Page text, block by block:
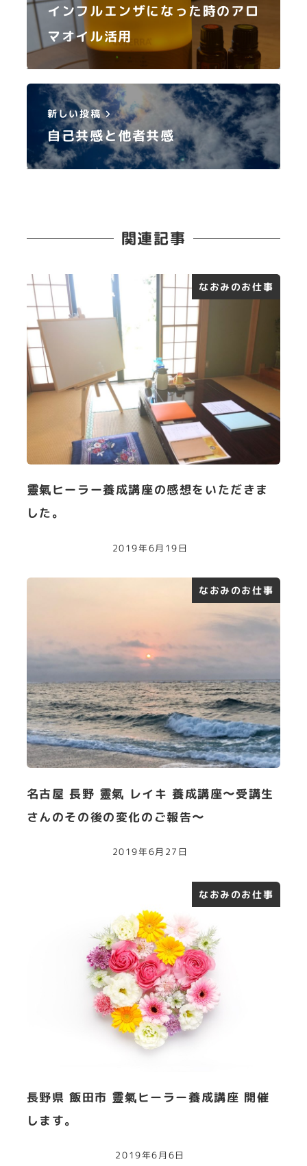
インフルエンザになった時のアロ
マオイル活用
新しい投稿
自己共感と他者共感
関連記事
なおみのお仕事
靈氣ヒーラー養成講座の感想をいただきま
した。
2019年6月19日
なおみのお仕事
名古屋 長野 靈氣 レイキ 養成講座〜受講生
さんのその後の変化のご報告〜
2019年6月27日
なおみのお仕事
長野県 飯田市 靈氣ヒーラー養成講座 開催
します。
2019年6月6日